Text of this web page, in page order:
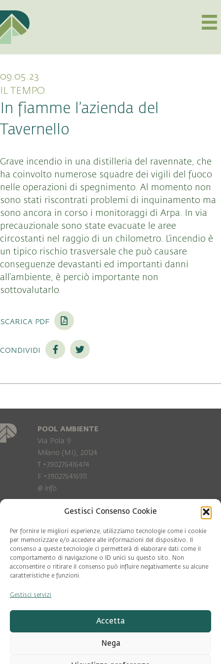
Gestisci Consenso Cookie
Per fornire le migliori esperienze, utilizziamo tecnologie come i cookie
per memorizzare e/o accedere alle informazioni del dispositivo. Il
consenso a queste tecnologie ci permetterà di elaborare dati come il
comportamento di navigazione o ID unici su questo sito. Non
acconsentire o ritirare il consenso può influire negativamente su alcune
caratteristiche e funzioni.
Gestisci servizi
Accetta
Nega
09.05.23
IL TEMPO
In fiamme l’azienda del
Tavernello
Grave incendio in una distilleria del ravennate, che
ha coinvolto numerose squadre dei vigili del fuoco
nelle operazioni di spegnimento. Al momento non
sono stati riscontrati problemi di inquinamento ma
sono ancora in corso i monitoraggi di Arpa. In via
precauzionale sono state evacuate le aree
circostanti nel raggio di un chilometro. L’incendio è
un tipico rischio trasversale che può causare
conseguenze devastanti ed importanti danni
all’ambiente, è perciò importante non
sottovalutarlo.
scarica pdf
condividi
POOL AMBIENTE
Via Pola 9
Milano (MI), 20124
T +390276416474
F +390276416911
@ info
Privacy Policy
Cookie policy
COD. FISC. 97081560159
P.IVA 06375640965
© Pool Ambiente 2026
DESIGN & DEVELOPMENT by